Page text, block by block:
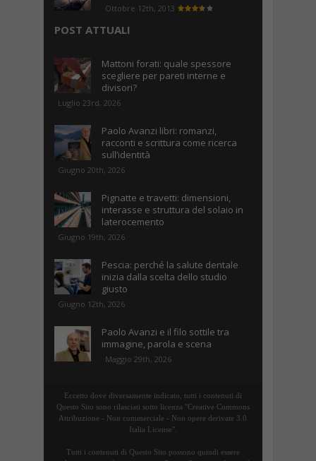
Ottobre 12th, 2013
POST ATTUALI
Mattoni forati: quale spessore
scegliere per pareti interne e
divisori?
Luglio 23rd, 2026
Paolo Avanzi libri: romanzi,
racconti e scrittura come ricerca
sull’identità
Giugno 20th, 2026
Pignatte e travetti: dimensioni,
interasse e struttura del solaio in
laterocemento
Giugno 19th, 2026
Pescia: perché la salute dentale
inizia dalla scelta dello studio
giusto
Giugno 12th, 2026
Paolo Avanzi e il filo sottile tra
immagine, parola e scena
Maggio 29th, 2026
Eccetto dove diversamente indicato, tutti i contenuti di
Questo Sito sono rilasciati sotto licenza "Creative Commons
Attribuzione - Non commerciale - Non opere derivate 3.0
Italia License".
Tutti i contenuti di Questo Sito possono quindi essere